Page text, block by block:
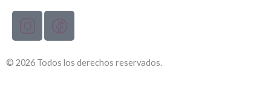
© 2026 Todos los derechos reservados.